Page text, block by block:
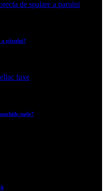
a părului?
mele?